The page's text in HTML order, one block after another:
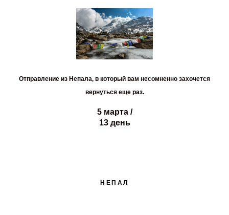
Отправление из Непала, в который вам несомненно захочется
вернуться еще раз.
5 марта /
13 день
НЕПАЛ